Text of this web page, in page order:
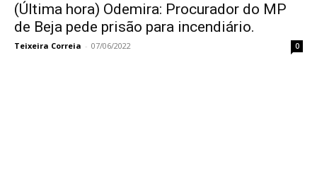
(Última hora) Odemira: Procurador do MP
de Beja pede prisão para incendiário.
Teixeira Correia - 07/06/2022 0